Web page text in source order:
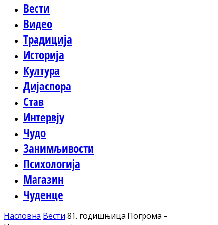
Вести
Видео
Традиција
Историја
Култура
Дијаспора
Став
Интервју
Чудо
Занимљивости
Психологија
Магазин
Чуденце
Насловна Вести 81. годишњица Погрома –